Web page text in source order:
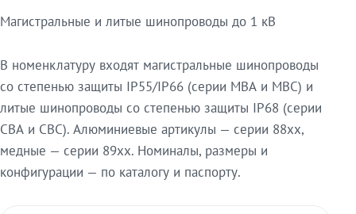
Магистральные и литые шинопроводы до 1 кВ
В номенклатуру входят магистральные шинопроводы
со степенью защиты IP55/IP66 (серии МВА и МВС) и
литые шинопроводы со степенью защиты IP68 (серии
СВА и СВС). Алюминиевые артикулы — серии 88xx,
медные — серии 89xx. Номиналы, размеры и
конфигурации — по каталогу и паспорту.